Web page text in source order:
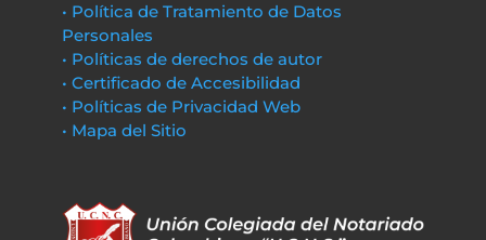
• Política de Tratamiento de Datos
Personales
• Políticas de derechos de autor
• Certificado de Accesibilidad
• Políticas de Privacidad Web
• Mapa del Sitio